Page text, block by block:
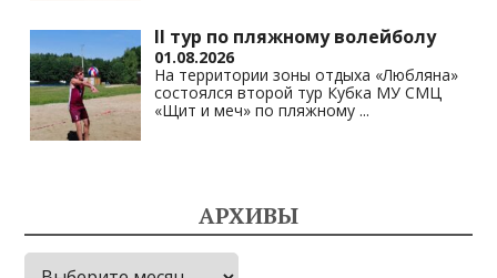
II тур по пляжному волейболу
01.08.2026
На территории зоны отдыха «Любляна»
состоялся второй тур Кубка МУ СМЦ
«Щит и меч» по пляжному ...
АРХИВЫ
Архивы